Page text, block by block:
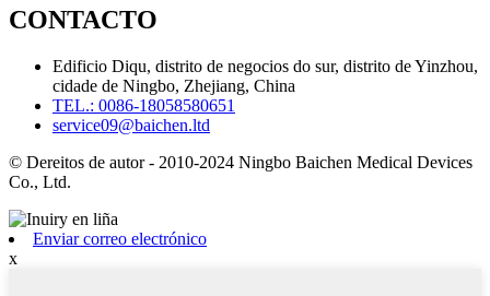
CONTACTO
Edificio Diqu, distrito de negocios do sur, distrito de Yinzhou,
cidade de Ningbo, Zhejiang, China
TEL.: 0086-18058580651
service09@baichen.ltd
© Dereitos de autor - 2010-2024 Ningbo Baichen Medical Devices
Co., Ltd.
Enviar correo electrónico
x